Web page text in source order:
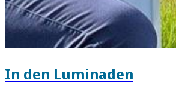
In den Luminaden